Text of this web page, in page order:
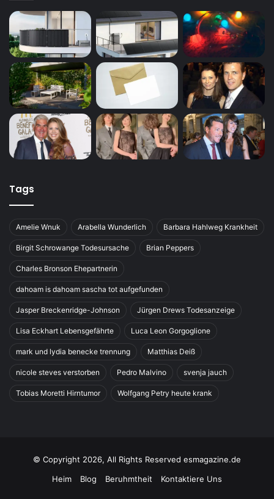
Tags
Amelie Wnuk Arabella Wunderlich Barbara Hahlweg Krankheit
Birgit Schrowange Todesursache Brian Peppers
Charles Bronson Ehepartnerin
dahoam is dahoam sascha tot aufgefunden
Jasper Breckenridge-Johnson Jürgen Drews Todesanzeige
Lisa Eckhart Lebensgefährte Luca Leon Gorgoglione
mark und lydia benecke trennung Matthias Deiß
nicole steves verstorben Pedro Malvino svenja jauch
Tobias Moretti Hirntumor Wolfgang Petry heute krank
© Copyright 2026, All Rights Reserved esmagazine.de
Heim
Blog Beruhmtheit Kontaktiere Uns